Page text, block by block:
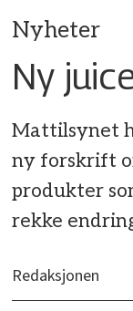
Nyheter
Ny
Mattilsynet
ny forskrift
produkter
rekke
Redaksjonen